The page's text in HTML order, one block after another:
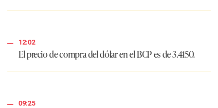
12:02
El precio de compra del dólar en elBCPes de3.4150.
09:25